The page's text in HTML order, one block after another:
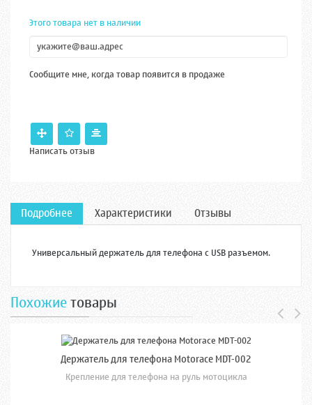
Этого товара нет в наличии
Сообщите мне, когда товар появится в продаже
Написать отзыв
Подробнее Характеристики Отзывы
Универсальный держатель для телефона с USB разъемом.
Похожиетовары
Держатель для телефона Motorace MDT-002
Крепление для телефона на руль мотоцикла